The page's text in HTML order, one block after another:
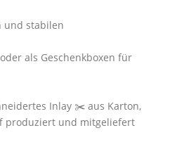
und stabilen
als Geschenkboxen für
Inlay ✂️ aus Karton,
produziert und mitgeliefert